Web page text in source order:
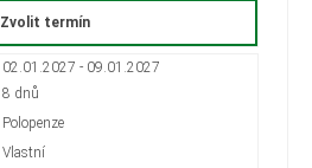
Zvolit termín
02.01.2027 - 09.01.2027
8 dnů
Polopenze
Vlastní